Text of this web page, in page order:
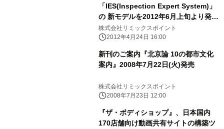
「IES(Inspection Expert System)」
の 新モデルを2012年6月上旬より発売
開始
株式会社リミックスポイント
2012年4月24日 16:00
新刊のご案内『北京論 10の都市文化
案内』2008年7月22日(火)発売
株式会社リミックスポイント
2008年7月23日 12:00
『ザ・ボディショップ』、日本国内
170店舗向け動画共有サイトの構築ツ